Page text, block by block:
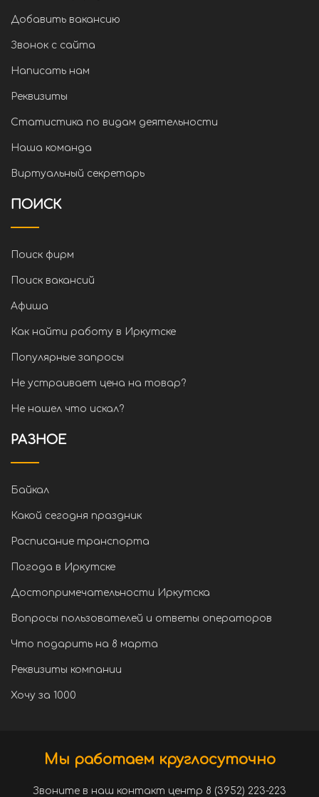
Добавить вакансию
Звонок с сайта
Написать нам
Реквизиты
Статистика по видам деятельности
Наша команда
Виртуальный секретарь
ПОИСК
Поиск фирм
Поиск вакансий
Афиша
Как найти работу в Иркутске
Популярные запросы
Не устраивает цена на товар?
Не нашел что искал?
РАЗНОЕ
Байкал
Какой сегодня праздник
Расписание транспорта
Погода в Иркутске
Достопримечательности Иркутска
Вопросы пользователей и ответы операторов
Что подарить на 8 марта
Реквизиты компании
Хочу за 1000
Мы работаем круглосуточно
Звоните в наш контакт центр 8 (3952) 223-223